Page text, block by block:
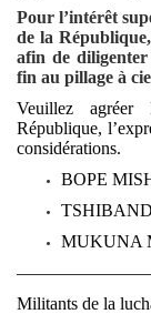
Pour l’intérêt
de la
afin de
fin au pillage à
Veuillez agréer
République,
considérations.
BOPE
MUKUNA
Militants de la